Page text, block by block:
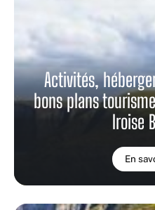
Activités,
bons plans
Iroise
En